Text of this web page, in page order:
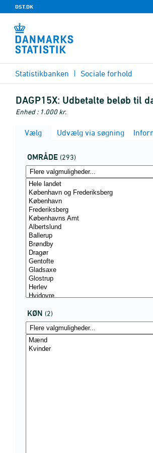
DST.DK
Statistikbanken Sociale forhold
DAGP15X: Udbetalte beløb til
Enhed : 1.000 kr.
Vælg Udvælg via søgning
OMRÅDE (293)
KØN (2)